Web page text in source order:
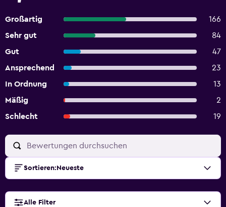
Großartig
166
Sehr gut
84
Gut
47
Ansprechend
23
In Ordnung
13
Mäßig
2
Schlecht
19
Sortieren: Neueste
Alle Filter